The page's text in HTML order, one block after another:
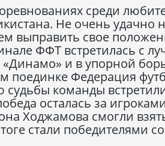
среди
Не очень удачно
выправить свое
ФФТ встретилась с
«Динамо» и в упорной
поединке Федерация
команды
осталась за
Ходжамова смогли
стали победителями